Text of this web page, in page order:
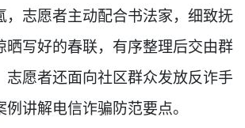
，志愿者主动配合书法家，细致抚
晒写好的春联，有序整理后交由群
志愿者还面向社区群众发放反诈手
讲解电信诈骗防范要点。